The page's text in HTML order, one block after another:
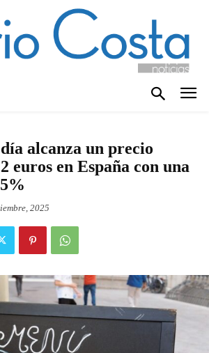
alcanza un precio
euros en España con una
2025